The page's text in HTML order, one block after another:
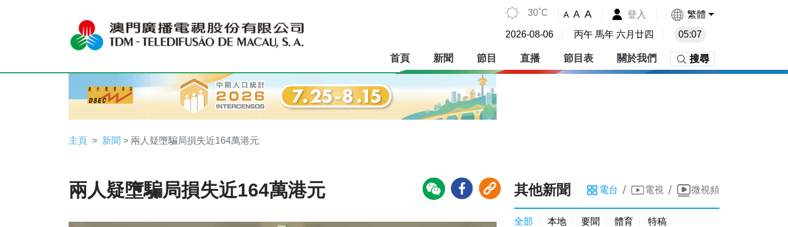
30˚C A A A 登入 繁體
2026-08-06 丙午 馬年 六月廿四 05:07
首頁 新聞 節目 直播 節目表 關於我們 搜尋
主頁 新聞 > 兩人疑墮騙局損失近164萬港元
兩人疑墮騙局損失近164萬港元 其他新聞 電台 / 電視 / 微視頻
全部 本地 要聞 體育 特稿